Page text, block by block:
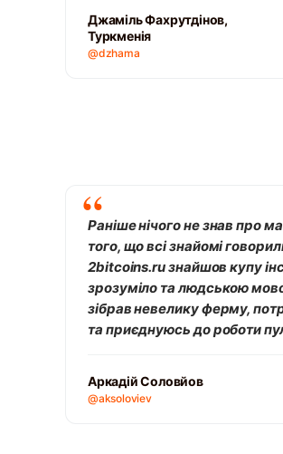
Джаміль Фахрутдінов,
Туркменія
@dzhama
Раніше нічого не знав про
того, що всі знайомі
2bitcoins.ru знайшов купу
зрозуміло та людською
зібрав невелику ферму,
та приєднуюсь до роботи
Аркадій Соловйов
@aksoloviev